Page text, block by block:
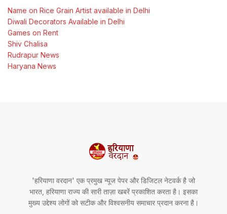
Name on Rice Grain Artist available in Delhi
Diwali Decorators Available in Delhi
Games on Rent
Shiv Chalisa
Rudrapur News
Haryana News
'हरियाणा वरदान' एक प्रमुख न्यूज पेपर और डिजिटल नेटवर्क है जो
भारत, हरियाणा राज्य की सारी ताज़ा खबरें प्रकाशित करता है। इसका
मुख्य उद्देश्य लोगों को सटीक और विश्वसनीय समाचार प्रदान करना है।